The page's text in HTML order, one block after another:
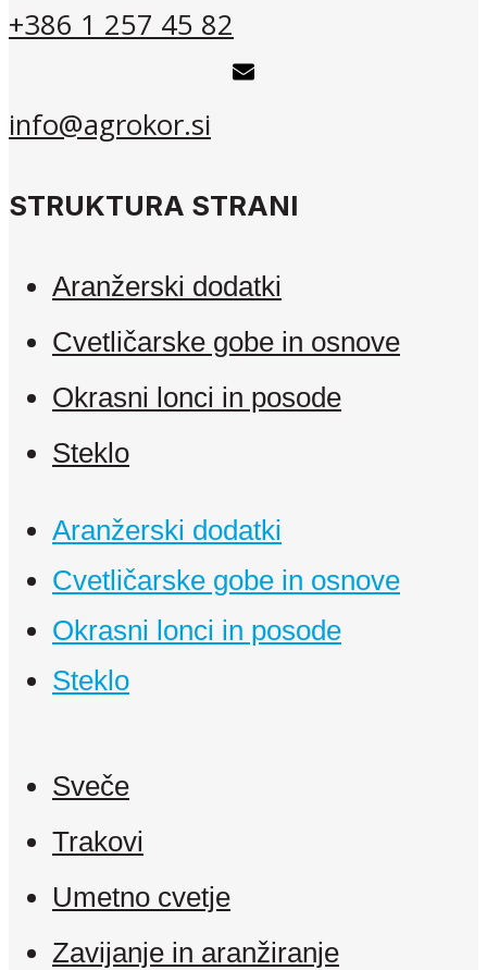
+386 1 257 45 82
info@agrokor.si
STRUKTURA STRANI
Aranžerski dodatki
Cvetličarske gobe in osnove
Okrasni lonci in posode
Steklo
Aranžerski dodatki
Cvetličarske gobe in osnove
Okrasni lonci in posode
Steklo
Sveče
Trakovi
Umetno cvetje
Zavijanje in aranžiranje